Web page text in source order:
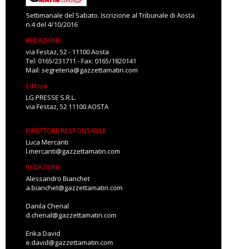
Settimanale del Sabato. Iscrizione al Tribunale di Aosta
n.4 del 4/10/2016
REDAZIONE
via Festaz, 52 - 11100 Aosta
Tel: 0165/231711 - Fax: 0165/1820141
Mail: segreteria@gazzettamatin.com
Editore
LG PRESSE S.R.L.
via Festaz, 52 11100 AOSTA
DIRETTORE RESPONSABILE
Luca Mercanti
l.mercanti@gazzettamatin.com
REDAZIONE
Alessandro Bianchet
a.bianchet@gazzettamatin.com
Danila Chenal
d.chenal@gazzettamatin.com
Erika David
e.david@gazzettamatin.com